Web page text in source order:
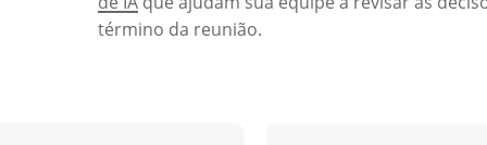
término da reunião.